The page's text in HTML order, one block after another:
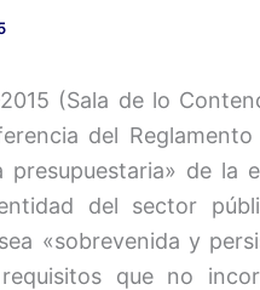
(Sala de lo
del
presupuestaria» de la
del sector
«sobrevenida y
requisitos que no